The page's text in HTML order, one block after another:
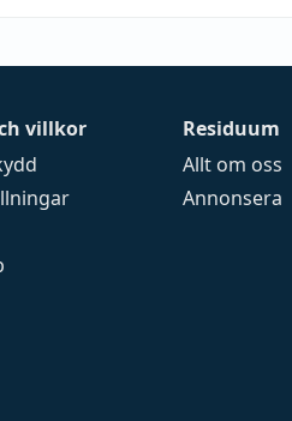
villkor
Residuum
Allt om oss
Annonsera